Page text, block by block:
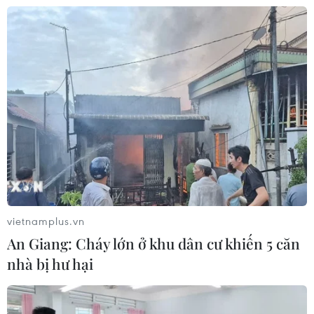
"Hoa Hồng"
06/08/2026 15:04
Vụ chuyên Tuyên Quang: Thu hồi,
hủy bỏ giấy chứng nhận kết quả thi
đã cấp
06/08/2026 13:55
Khuyến khích các cơ sở giáo dục đại
06/08/2026 13:41
Cần Thơ xem xét đề xuất xây dựng Tổ
vietnamplus.vn
An Giang: Cháy lớn ở khu dân cư khiến 5 căn
nhà bị hư hại